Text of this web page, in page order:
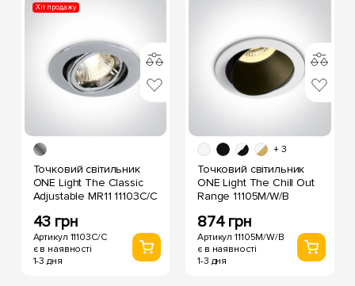
Хіт продажу
Точковий світильник
ONE Light The Classic
Adjustable MR11 11103C/C
43 грн
Артикул 11103C/C
є в наявності
1-3 дня
+ 3
Точковий світильник
ONE Light The Chill Out
Range 11105M/W/B
874 грн
Артикул 11105M/W/B
є в наявності
1-3 дня